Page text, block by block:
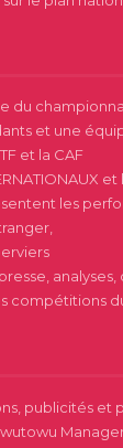
du
et une
et la CAF
les
compétitions
publicités et